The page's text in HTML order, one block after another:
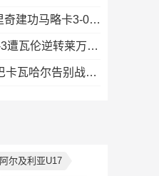
西甲-莫拉内斯破门穆里奇建功马略卡3-0皇家奥维耶多仍遭降级
联赛94分收官！巴萨1-3遭瓦伦逆转莱万告别战破门费兰献助攻
赢球收官！皇马4-2毕巴卡瓦哈尔告别战助攻姆巴佩贝林厄姆破门
阿尔及利亚U17